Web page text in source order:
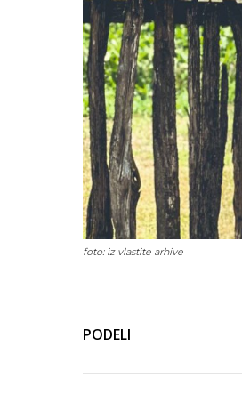
foto: iz vlastite arhive
PODELI